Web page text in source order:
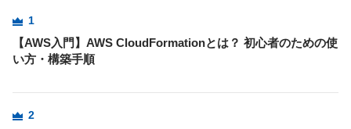
1
【AWS入門】AWS CloudFormationとは？ 初心者のための使
い方・構築手順
2